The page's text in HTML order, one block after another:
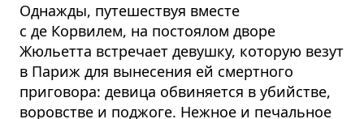
Однажды, путешествуя вместе
с де Корвилем, на постоялом дворе
Жюльетта встречает девушку, которую везут
в Париж для вынесения ей смертного
приговора: девица обвиняется в убийстве,
воровстве и поджоге. Нежное и печальное